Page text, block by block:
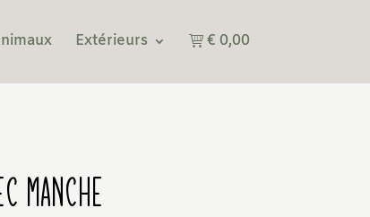
Extérieurs € 0,00
MANCHE